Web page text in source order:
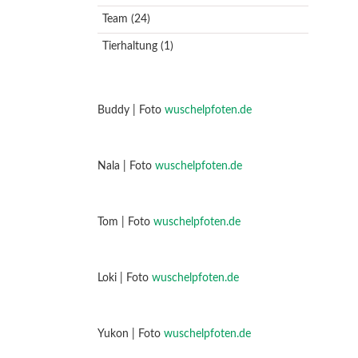
Team (24)
Tierhaltung (1)
Buddy | Foto wuschelpfoten.de
Nala | Foto wuschelpfoten.de
Tom | Foto wuschelpfoten.de
Loki | Foto wuschelpfoten.de
Yukon | Foto wuschelpfoten.de